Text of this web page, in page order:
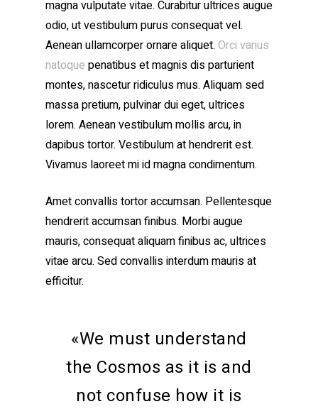
magna vulputate vitae. Curabitur ultrices augue
odio, ut vestibulum purus consequat vel.
Aenean ullamcorper ornare aliquet. Orci varius
natoque penatibus et magnis dis parturient
montes, nascetur ridiculus mus. Aliquam sed
massa pretium, pulvinar dui eget, ultrices
lorem. Aenean vestibulum mollis arcu, in
dapibus tortor. Vestibulum at hendrerit est.
Vivamus laoreet mi id magna condimentum.
Amet convallis tortor accumsan. Pellentesque
hendrerit accumsan finibus. Morbi augue
mauris, consequat aliquam finibus ac, ultrices
vitae arcu. Sed convallis interdum mauris at
efficitur.
«We must understand
the Cosmos as it is and
not confuse how it is